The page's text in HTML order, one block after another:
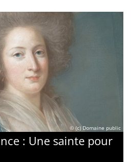
© (c) Domaine public
: Une sainte pour